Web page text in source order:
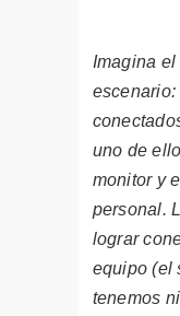
Imagina
uno de
monitor y
personal.
lograr
equipo (el
tenemos